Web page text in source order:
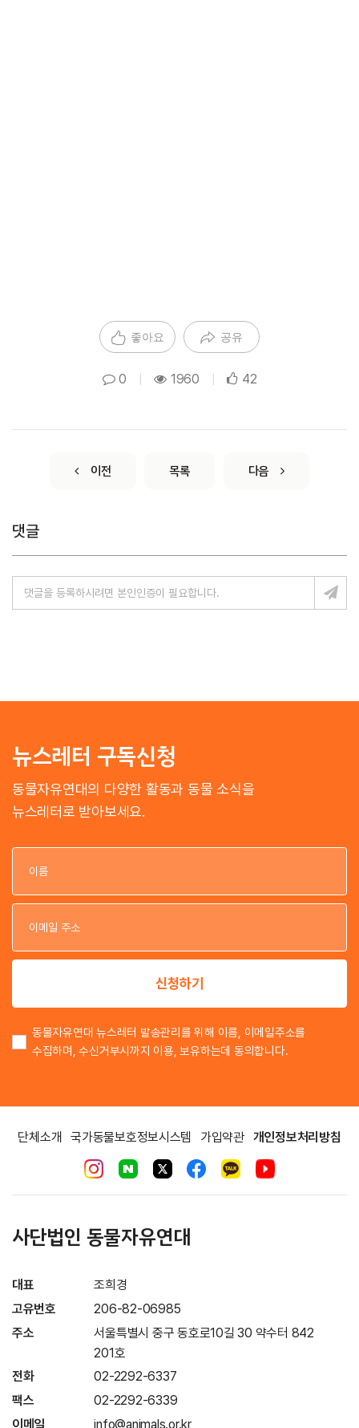
좋아요 공유
0 1960 42
이전 목록 다음
댓글
뉴스레터 구독신청
동물자유연대의 다양한 활동과 동물 소식을
뉴스레터로 받아보세요.
이
이
신청하기
동물자유연대 뉴스레터 발송관리를 위해 이름, 이메일주소를
수집하며, 수신거부시까지 이용, 보유하는데 동의합니다.
단체소개 국가동물보호정보시스템 가입약관 개인정보처리방침
사단법인 동물자유연대
대표
조희경
고유번호
206-82-06985
주소
서울특별시 중구 동호로10길 30 약수터 842
201호
전화
02-2292-6337
팩스
02-2292-6339
이메일
info@animals.or.kr